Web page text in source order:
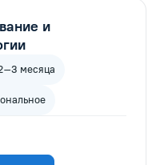
и
месяца